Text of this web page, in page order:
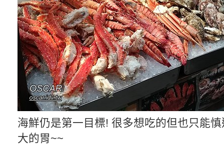
海鮮仍是第一目標! 很多想吃的但也只能
大的胃~~